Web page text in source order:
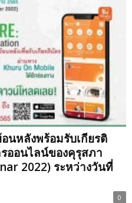
นหลังพร้อมรับเกียรติ
ออนไลน์ของคุรุสภา
2022) ระหว่างวันที่
0